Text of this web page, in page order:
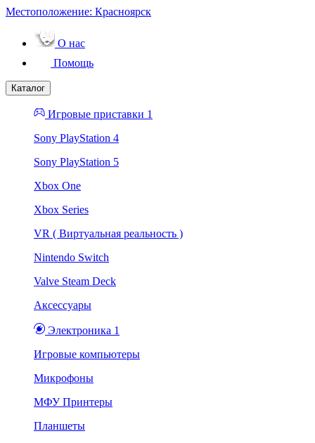
Местоположение: Красноярск
О нас
Помощь
Каталог
Игровые приставки 1
Sony PlayStation 4
Sony PlayStation 5
Xbox One
Xbox Series
VR ( Виртуальная реальность )
Nintendo Switch
Valve Steam Deck
Аксессуары
Электроника 1
Игровые компьютеры
Микрофоны
МФУ Принтеры
Планшеты